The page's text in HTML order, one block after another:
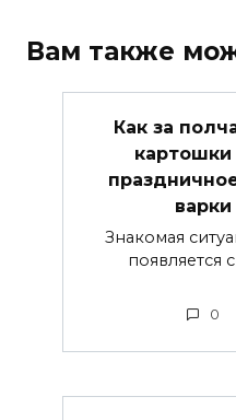
Вам также
Как за
картошки
Знакомая
появляется
0